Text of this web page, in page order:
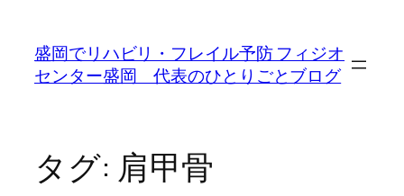
盛岡でリハビリ・フレイル予防 フィジオ
センター盛岡 代表のひとりごとブログ
タグ: 肩甲骨